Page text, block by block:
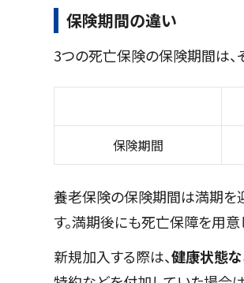
保険期間の違い
3つの死亡保険の保険期間は、
保険期間
養老保険の保険期間は満期を
す。満期後にも死亡保障を用
新規加入する際は、健康状態な